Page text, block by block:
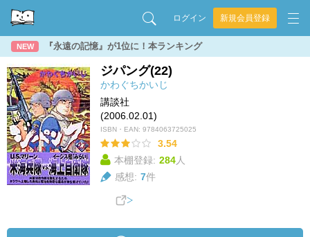
ログイン 新規会員登録
NEW 『永遠の記憶』が1位に！本ランキング
ジパング(22)
かわぐちかいじ
講談社
(2006.02.01)
ISBN・EAN: 9784063725025
3.54
本棚登録: 284人
感想: 7件